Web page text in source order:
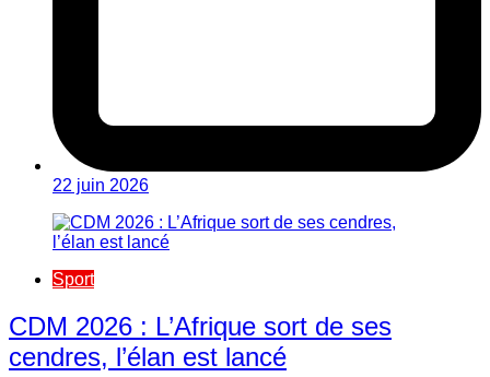
22 juin 2026
Sport
CDM 2026 : L’Afrique sort de ses
cendres, l’élan est lancé